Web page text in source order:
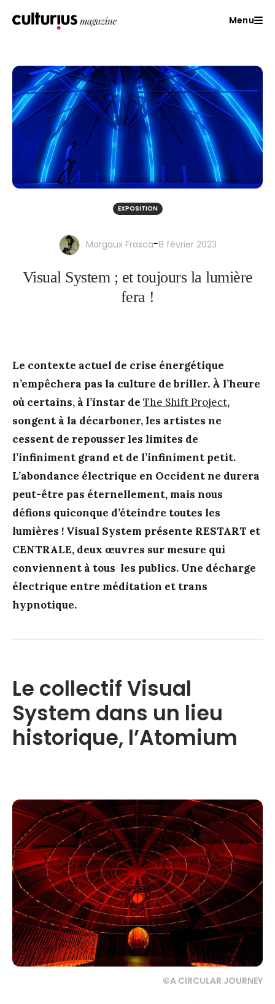
Menu
EXPOSITION
Margaux Frasca-8 février 2023
Visual System ; et toujours la lumière
fera !
Le contexte actuel de crise énergétique
n’empêchera pas la culture de briller. À l’heure
où certains, à l’instar de The Shift Project,
songent à la décarboner, les artistes ne
cessent de repousser les limites de
l’infiniment grand et de l’infiniment petit.
L’abondance électrique en Occident ne durera
peut-être pas éternellement, mais nous
défions quiconque d’éteindre toutes les
lumières ! Visual System présente RESTART et
CENTRALE, deux œuvres sur mesure qui
conviennent à tous les publics. Une décharge
électrique entre méditation et trans
hypnotique.
Le collectif Visual
System dans un lieu
historique, l’Atomium
©A CIRCULAR JOURNEY